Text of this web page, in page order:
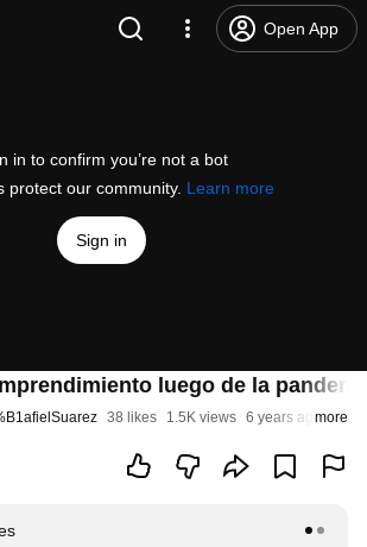
Open App
in to confirm you’re not a bot
protect our community. Learn more
Sign in
luego de la
38 likes 1.5K views 6 years agomore